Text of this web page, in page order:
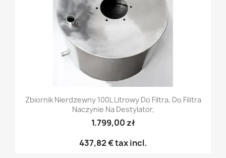
Zbiornik Nierdzewny 100L Litrowy Do Filtra, Do Filitra
Naczynie Na Destylator,
1.799,00 zł
437,82 €tax incl.